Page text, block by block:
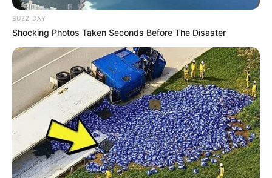
BUZZ DAY
Shocking Photos Taken Seconds Before The Disaster